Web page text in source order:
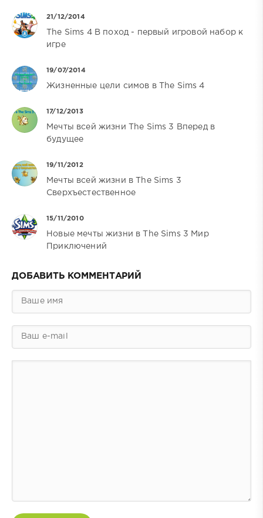
21/12/2014
The Sims 4 В поход - первый игровой набор к
игре
19/07/2014
Жизненные цели симов в The Sims 4
17/12/2013
Мечты всей жизни The Sims 3 Вперед в
будущее
19/11/2012
Мечты всей жизни в The Sims 3
Сверхъестественное
15/11/2010
Новые мечты жизни в The Sims 3 Мир
Приключений
ДОБАВИТЬ КОММЕНТАРИЙ